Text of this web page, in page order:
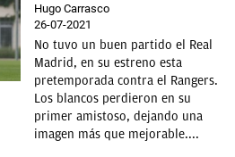
Hugo Carrasco
26-07-2021
No tuvo un buen partido el Real
Madrid, en su estreno esta
pretemporada contra el Rangers.
Los blancos perdieron en su
primer amistoso, dejando una
imagen más que mejorable....